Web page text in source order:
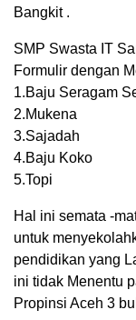
Bangkit .
SMP Swasta IT
Formulir dengan
1.Baju Seragam
2.Mukena
3.Sajadah
4.Baju Koko
5.Topi
Hal ini semata -
untuk
pendidikan yang
ini tidak Menentu
Propinsi Aceh 3